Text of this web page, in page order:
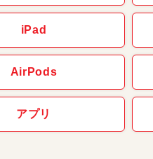
iPad
AirPods
アプリ